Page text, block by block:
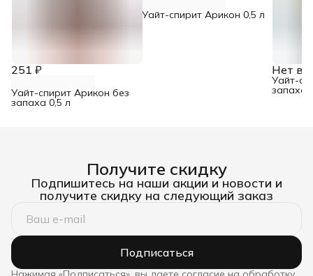
251 ₽
Уайт-спирит Арикон без
запаха 0,5 л
Уайт-спирит Арикон 0,5 л
Нет в
Уайт-
запаха
Получите скидку
Подпишитесь на наши акции и новости и
получите скидку на следующий заказ
Подписаться